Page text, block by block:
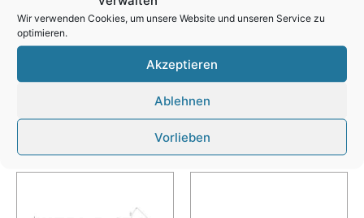
Wir verwenden Cookies, um unsere Website und unseren Service zu
optimieren.
Akzeptieren
Ablehnen
Vorlieben
AXYZ B1041L-115
Referenz: BT-572115
Ähnliche Produkte